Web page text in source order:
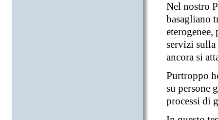
Nel nostro
basagliano
servizi sulla
ancora si
Purtroppo
su persone
processi di